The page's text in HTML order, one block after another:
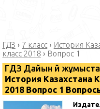
ГДЗ › 7 класс › История
класс 2018 › Вопрос 1
ГДЗ Дайын үй
История Казахстана
2018 Вопрос 1